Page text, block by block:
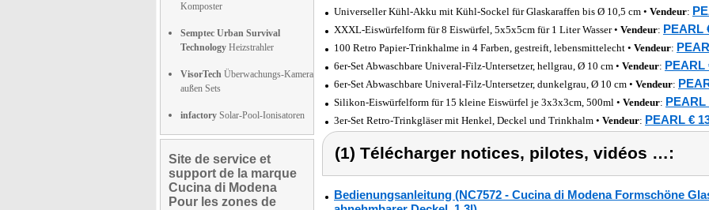
Komposter
Semptec Urban Survival
Technology Heizstrahler
VisorTech Überwachungs-Kamera
außen Sets
infactory Solar-Pool-Ionisatoren
Site de service et
support de la marque
Cucina di Modena
Pour les zones de
Universeller Kühl-Akku mit Kühl-Sockel für Glaskaraffen bis Ø 10,5 cm • Vendeur:
XXXL-Eiswürfelform für 8 Eiswürfel, 5x5x5cm für 1 Liter Wasser • Vendeur: PEARL
100 Retro Papier-Trinkhalme in 4 Farben, gestreift, lebensmittelecht • Vendeur:
6er-Set Abwaschbare Univeral-Filz-Untersetzer, hellgrau, Ø 10 cm • Vendeur: PEARL
6er-Set Abwaschbare Univeral-Filz-Untersetzer, dunkelgrau, Ø 10 cm • Vendeur:
Silikon-Eiswürfelform für 15 kleine Eiswürfel je 3x3x3cm, 500ml • Vendeur: PEARL
3er-Set Retro-Trinkgläser mit Henkel, Deckel und Trinkhalm • Vendeur: PEARL €
(1) Télécharger notices, pilotes, vidéos …:
Bedienungsanleitung (NC7572 - Cucina di Modena Formschöne